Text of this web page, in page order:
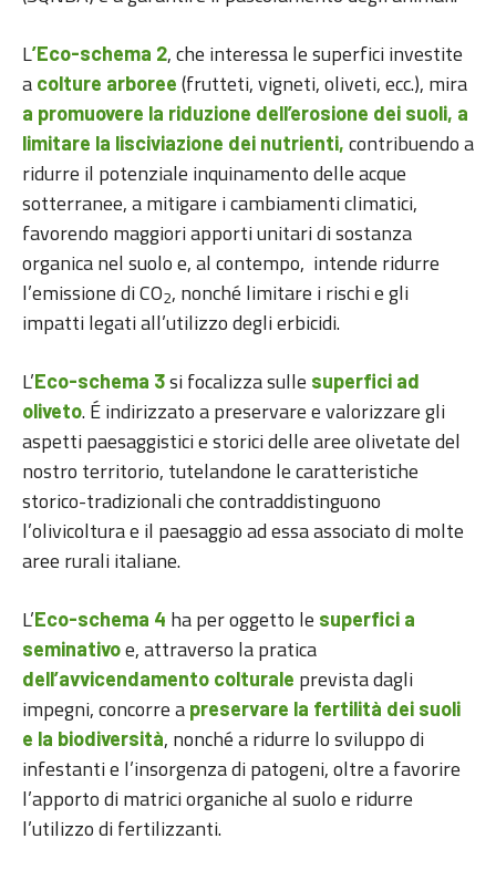
L’Eco-schema 2, che interessa le superfici investite
a colture arboree (frutteti, vigneti, oliveti, ecc.), mira
a promuovere la riduzione dell’erosione dei suoli, a
limitare la lisciviazione dei nutrienti, contribuendo a
ridurre il potenziale inquinamento delle acque
sotterranee, a mitigare i cambiamenti climatici,
favorendo maggiori apporti unitari di sostanza
organica nel suolo e, al contempo, intende ridurre
l’emissione di CO2, nonché limitare i rischi e gli
impatti legati all’utilizzo degli erbicidi.
L’Eco-schema 3si focalizza sulle superfici ad
oliveto. É indirizzato a preservare e valorizzare gli
aspetti paesaggistici e storici delle aree olivetate del
nostro territorio, tutelandone le caratteristiche
storico-tradizionali che contraddistinguono
l’olivicoltura e il paesaggio ad essa associato di molte
aree rurali italiane.
L’Eco-schema 4 ha per oggetto le superfici a
seminativoe, attraverso la pratica
dell’avvicendamento colturale prevista dagli
impegni, concorre a preservare la fertilità dei suoli
e la biodiversità, nonché a ridurre lo sviluppo di
infestanti e l’insorgenza di patogeni, oltre a favorire
l’apporto di matrici organiche al suolo e ridurre
l’utilizzo di fertilizzanti.